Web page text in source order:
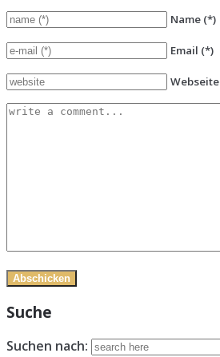
Name (*)
Email (*)
Webseite
Suche
Suchen nach: